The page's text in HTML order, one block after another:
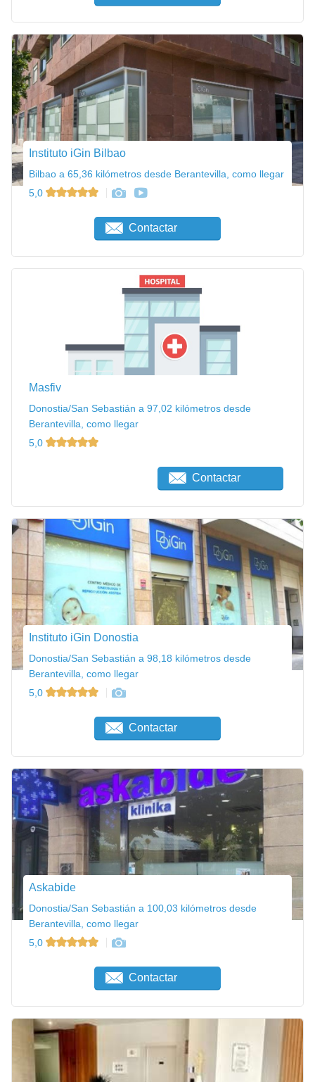
Instituto iGin Bilbao
Bilbao a 65,36 kilómetros desde Berantevilla, como llegar
5,0
Contactar
Masfiv
Donostia/San Sebastián a 97,02 kilómetros desde
Berantevilla, como llegar
5,0
Contactar
Instituto iGin Donostia
Donostia/San Sebastián a 98,18 kilómetros desde
Berantevilla, como llegar
5,0
Contactar
Askabide
Donostia/San Sebastián a 100,03 kilómetros desde
Berantevilla, como llegar
5,0
Contactar